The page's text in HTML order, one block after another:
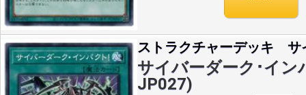
ストラクチャーデッキ サ
サイバーダーク･イン
JP027)